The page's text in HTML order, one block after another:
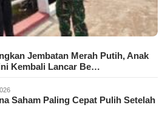
Jembatan Merah Putih, Anak
Kembali Lancar Be…
Saham Paling Cepat Pulih Setelah